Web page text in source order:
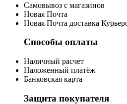
Cамовывоз с магазинов
Новая Почта
Новая Почта доставка
Способы оплаты
Наличный расчет
Наложенный платёж
Банковская карта
Защита покупателя